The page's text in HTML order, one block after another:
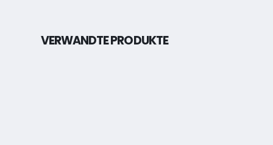
VERWANDTE PRODUKTE